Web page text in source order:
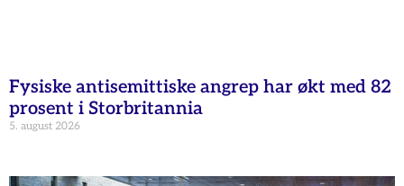
Fysiske antisemittiske angrep har økt med 82
prosent i Storbritannia
5. august 2026